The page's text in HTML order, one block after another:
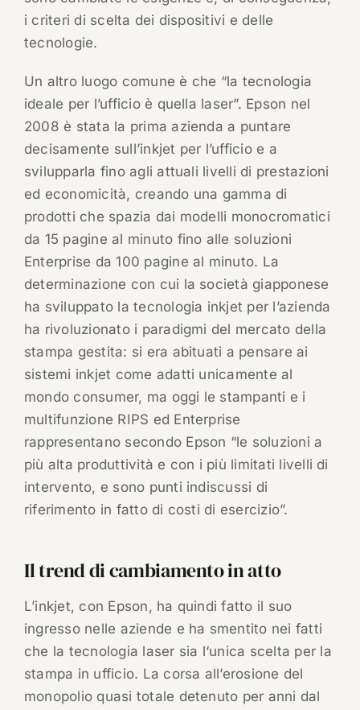
i criteri di scelta dei dispositivi e delle
tecnologie.
Un altro luogo comune è che “la tecnologia
ideale per l’ufficio è quella laser”. Epson nel
2008 è stata la prima azienda a puntare
decisamente sull’inkjet per l’ufficio e a
svilupparla fino agli attuali livelli di prestazioni
ed economicità, creando una gamma di
prodotti che spazia dai modelli monocromatici
da 15 pagine al minuto fino alle soluzioni
Enterprise da 100 pagine al minuto. La
determinazione con cui la società giapponese
ha sviluppato la tecnologia inkjet per l’azienda
ha rivoluzionato i paradigmi del mercato della
stampa gestita: si era abituati a pensare ai
sistemi inkjet come adatti unicamente al
mondo consumer, ma oggi le stampanti e i
multifunzione RIPS ed Enterprise
rappresentano secondo Epson “le soluzioni a
più alta produttività e con i più limitati livelli di
intervento, e sono punti indiscussi di
riferimento in fatto di costi di esercizio”.
Il trend di cambiamento in atto
L’inkjet, con Epson, ha quindi fatto il suo
ingresso nelle aziende e ha smentito nei fatti
che la tecnologia laser sia l‘unica scelta per la
stampa in ufficio. La corsa all’erosione del
monopolio quasi totale detenuto per anni dal